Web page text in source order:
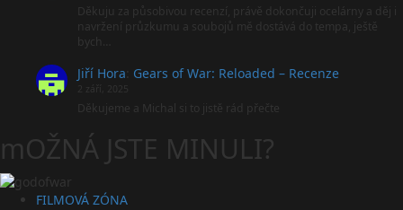
Děkuju za působivou recenzí, právě dokončuji ocelárny a děj i
navržení průzkumu a soubojů mě dostává do tempa, ještě
bych…
Jiří Hora Gears of War: Reloaded – Recenze
2 září, 2025
Děkujeme a Michal si to jistě rád přečte
mOŽNÁ JSTE MINULI?
FILMOVÁ ZÓNA